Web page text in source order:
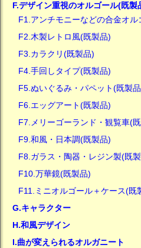
F.デザイン重視のオルゴール(既製
F1.アンチモニーなどの合金オル
F2.木製レトロ風(既製品)
F3.カラクリ(既製品)
F4.手回しタイプ(既製品)
F5.ぬいぐるみ・パペット(既製
F6.エッグアート(既製品)
F7.メリーゴーランド・観覧車(
F9.和風・日本調(既製品)
F8.ガラス・陶器・レジン製(既
F10.万華鏡(既製品)
F11.ミニオルゴール＋ケース(既
G.キャラクター
H.和風デザイン
I.曲が変えられるオルガニート